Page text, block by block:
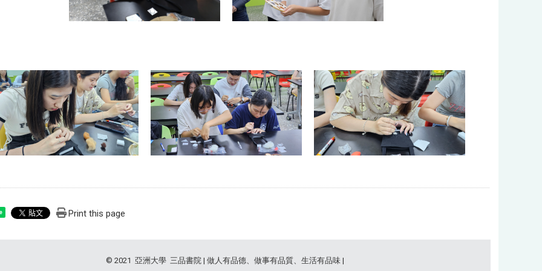
Print this page
© 2021 亞洲大學 三品書院 | 做人有品德、做事有品質、生活有品味 |